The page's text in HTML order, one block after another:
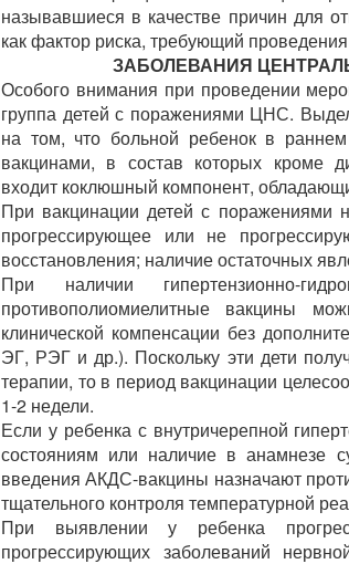
называвшиеся в качестве причин для
как фактор риска, требующий
ЗАБОЛЕВАНИЯ
Особого внимания при проведении
группа детей с поражениями ЦНС.
на том, что больной ребенок в
вакцинами, в состав которых кроме
входит коклюшный компонент,
При вакцинации детей с поражениями
прогрессирующее или не
восстановления; наличие остаточных
При наличии гипертензионно-
противополиомиелитные вакцины
клинической компенсации без
ЭГ, РЭГ и др.). Поскольку эти дети
терапии, то в период вакцинации
1-2 недели.
Если у ребенка с внутричерепной
состояниям или наличие в анамнезе
введения АКДС-вакцины назначают
тщательного контроля температурной
При выявлении у ребенка
прогрессирующих заболеваний